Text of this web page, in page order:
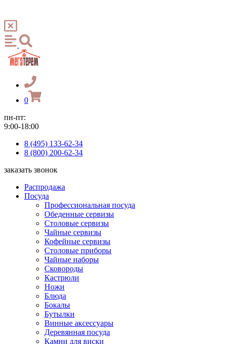
0
пн-пт:
9:00-18:00
8 (495) 133-62-34
8 (800) 200-62-34
заказать звонок
Распродажа
Посуда
Профессиональная посуда
Обеденные сервизы
Столовые сервизы
Чайные сервизы
Кофейные сервизы
Столовые приборы
Чайные наборы
Сковороды
Кастрюли
Ножи
Блюда
Бокалы
Бутылки
Винные аксессуары
Деревянная посуда
Камни для виски